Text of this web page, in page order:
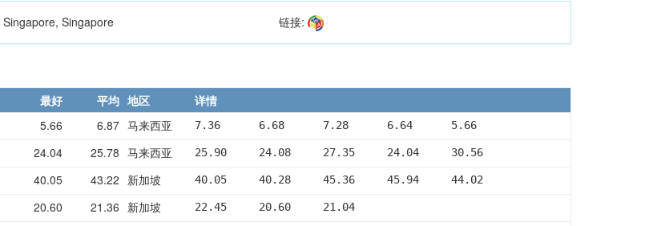
Singapore, Singapore 链接:
最好 平均 地区
详情
5.66 6.87 马来西亚 7.36      6.68      7.28      6.64      5.66
24.04 25.78 马来西亚 25.90     24.08     27.35     24.04     30.56
40.05 43.22 新加坡 40.05     40.28     45.36     45.94     44.02
20.60 21.36 新加坡 22.45     20.60     21.04